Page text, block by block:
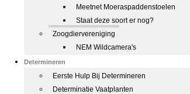
Meetnet Moeraspaddenstoelen
Staat deze soort er nog?
Zoogdiervereniging
NEM Wildcamera's
Determineren
Eerste Hulp Bij Determineren
Determinatie Vaatplanten